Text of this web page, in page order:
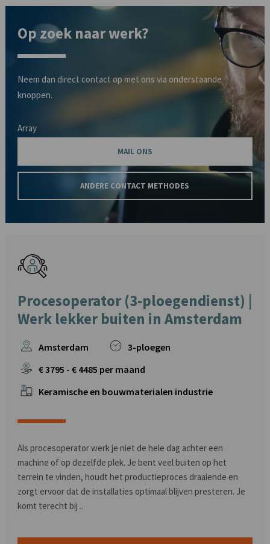
Op zoek naar werk?
Neem dan direct contact op met ons via onderstaande
knoppen.
Array
MAIL ONS
ANDERE CONTACT METHODES
Procesoperator (3-ploegendienst) |
Werk lekker buiten in Amsterdam
Amsterdam
3-ploegen
€3795 - € 4485 per maand
Keramische en bouwmaterialen industrie
Als procesoperator werk je niet de hele dag achter een
machine of op dezelfde plek. Je bent veel buiten op het
terrein te vinden, houdt het productieproces draaiende en
zorgt ervoor dat de installaties optimaal blijven presteren. Je
komt terecht bij ..